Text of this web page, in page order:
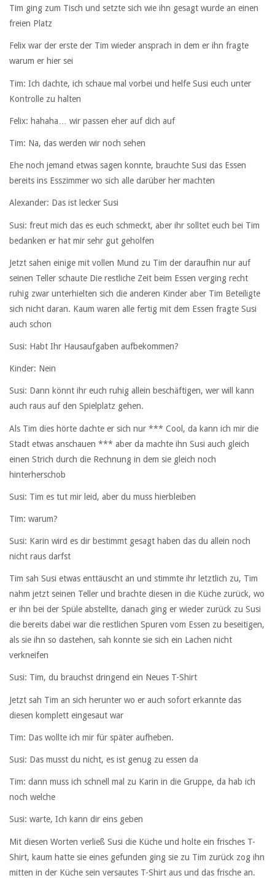
Tim ging zum Tisch und setzte sich wie ihn gesagt wurde an einen
freien Platz
Felix war der erste der Tim wieder ansprach in dem er ihn fragte
warum er hier sei
Tim: Ich dachte, ich schaue mal vorbei und helfe Susi euch unter
Kontrolle zu halten
Felix: hahaha… wir passen eher auf dich auf
Tim: Na, das werden wir noch sehen
Ehe noch jemand etwas sagen konnte, brauchte Susi das Essen
bereits ins Esszimmer wo sich alle darüber her machten
Alexander: Das ist lecker Susi
Susi: freut mich das es euch schmeckt, aber ihr solltet euch bei Tim
bedanken er hat mir sehr gut geholfen
Jetzt sahen einige mit vollen Mund zu Tim der daraufhin nur auf
seinen Teller schaute Die restliche Zeit beim Essen verging recht
ruhig zwar unterhielten sich die anderen Kinder aber Tim Beteiligte
sich nicht daran. Kaum waren alle fertig mit dem Essen fragte Susi
auch schon
Susi: Habt Ihr Hausaufgaben aufbekommen?
Kinder: Nein
Susi: Dann könnt ihr euch ruhig allein beschäftigen, wer will kann
auch raus auf den Spielplatz gehen.
Als Tim dies hörte dachte er sich nur *** Cool, da kann ich mir die
Stadt etwas anschauen *** aber da machte ihn Susi auch gleich
einen Strich durch die Rechnung in dem sie gleich noch
hinterherschob
Susi: Tim es tut mir leid, aber du muss hierbleiben
Tim: warum?
Susi: Karin wird es dir bestimmt gesagt haben das du allein noch
nicht raus darfst
Tim sah Susi etwas enttäuscht an und stimmte ihr letztlich zu, Tim
nahm jetzt seinen Teller und brachte diesen in die Küche zurück, wo
er ihn bei der Spüle abstellte, danach ging er wieder zurück zu Susi
die bereits dabei war die restlichen Spuren vom Essen zu beseitigen,
als sie ihn so dastehen, sah konnte sie sich ein Lachen nicht
verkneifen
Susi: Tim, du brauchst dringend ein Neues T-Shirt
Jetzt sah Tim an sich herunter wo er auch sofort erkannte das
diesen komplett eingesaut war
Tim: Das wollte ich mir für später aufheben.
Susi: Das musst du nicht, es ist genug zu essen da
Tim: dann muss ich schnell mal zu Karin in die Gruppe, da hab ich
noch welche
Susi: warte, Ich kann dir eins geben
Mit diesen Worten verließ Susi die Küche und holte ein frisches T-
Shirt, kaum hatte sie eines gefunden ging sie zu Tim zurück zog ihn
mitten in der Küche sein versautes T-Shirt aus und das frische an.